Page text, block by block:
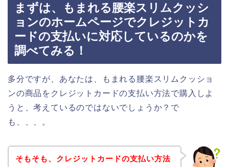
まずは、もまれる腰楽スリムクッシ
ョンのホームページでクレジットカ
ードの支払いに対応しているのかを
調べてみる！
多分ですが、あなたは、もまれる腰楽スリムクッショ
ンの商品をクレジットカードの支払い方法で購入しよ
うと、考えているのではないでしょうか？で
も、、、。
そもそも、クレジットカードの支払い方法